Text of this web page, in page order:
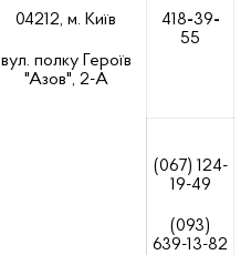
04212, м. Київ
вул. полку Героїв
"Азов", 2-А
418-39-
55
(067) 124-
19-49
(093)
639-13-82